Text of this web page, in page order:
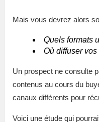
Mais vous devrez alors
Quels formats
Où diffuser
Un prospect ne consulte
contenus au cours du
canaux différents pour
Voici une étude qui